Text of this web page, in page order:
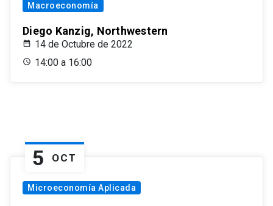
Macroeconomía
Diego Kanzig, Northwestern
14 de Octubre de 2022
14:00 a 16:00
5 OCT
Microeconomía Aplicada